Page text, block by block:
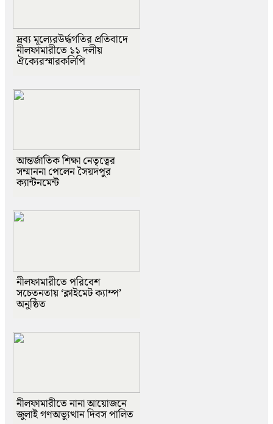
দ্রব্য মূল্যেরউর্দ্ধগতির প্রতিবাদে
নীলফামারীতে ১১ দলীয়
ঐক্যেরস্মারকলিপি
আন্তর্জাতিক শিক্ষা নেতৃত্বের
সম্মাননা পেলেন সৈয়দপুর
ক্যান্টনমেন্ট
নীলফামারীতে পরিবেশ
সচেতনতায় ‘ক্লাইমেট ক্যাম্প’
অনুষ্ঠিত
নীলফামারীতে নানা আয়োজনে
জুলাই গণঅভ্যুত্থান দিবস পালিত